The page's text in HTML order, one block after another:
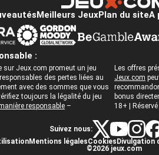
Meilleurs JeuxPlan du siteA
:
sur Jeux.com promeut un jeu
des pertes liées au
avec des sommes que vous
toujours la légalité du jeu
responsable –
Les offres
Jeux.com
bonus
18+ |
Suivez nous:
Mentions légalesCookies Divulgation
©2026 jeux.com